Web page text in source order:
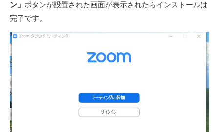
ン」 ボタンが設置された画面が表示されたらインストールは
完了です。